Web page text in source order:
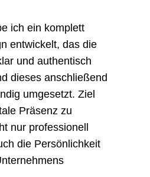
ich ein komplett
entwickelt, das die
und authentisch
dieses anschließend
umgesetzt. Ziel
Präsenz zu
nur professionell
die Persönlichkeit